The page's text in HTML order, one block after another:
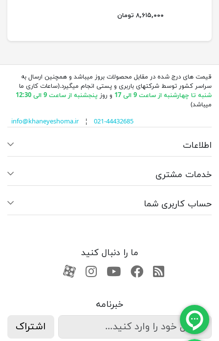
۸,۶۱۵,۰۰۰ تومان
قیمت های درج شده در مقابل محصولات بروز میباشد و همچنین ارسال به
سراسر کشور توسط شرکتهای باربری و پستی انجام میگیرد.(ساعات کاری ما
شنبه تا چهارشنبه از ساعت 9 الی 17
و روز پنجشنبه از ساعت 9 الی 12:30
میباشد)
info@khaneyeshoma.ir¦ 021-44432685
اطلاعات
خدمات مشتری
حساب کاربری شما
ما را دنبال کنید
RSSفیسبوکیوتیوبکانال آپارات
کانال آپارات
خبرنامه
اشتراک